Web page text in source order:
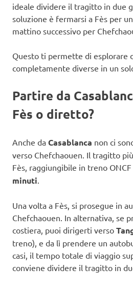
ideale dividere il tragitto in due
soluzione è fermarsi a Fès per
mattino successivo per
Questo ti permette di esplorare
completamente diverse in un
Partire da
Fès o diretto?
Anche da Casablanca non ci
verso Chefchaouen. Il tragitto
Fès, raggiungibile in treno ONCF
minuti
Una volta a Fès, si prosegue in
Chefchaouen. In alternativa, se
costiera, puoi dirigerti verso
treno), e da lì prendere un
casi, il tempo totale di viaggio
conviene dividere il tragitto in